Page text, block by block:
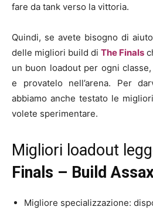
fare da tank verso la vittoria.
Quindi, se avete bisogno di
delle migliori build di The Finals
un buon loadout per ogni
e provatelo nell’arena. Per
abbiamo anche testato le
volete sperimentare.
Migliori loadout
Finals – Build
Migliore specializzazione: